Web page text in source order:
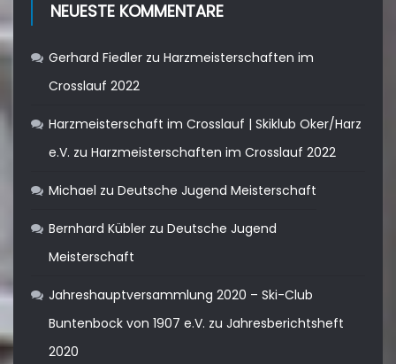
NEUESTE KOMMENTARE
Gerhard Fiedler zuHarzmeisterschaften im
Crosslauf 2022
Harzmeisterschaft im Crosslauf | Skiklub Oker/Harz
e.V. zuHarzmeisterschaften im Crosslauf 2022
Michael zuDeutsche Jugend Meisterschaft
Bernhard Kübler zuDeutsche Jugend
Meisterschaft
Jahreshauptversammlung 2020 – Ski-Club
Buntenbock von 1907 e.V. zuJahresberichtsheft
2020